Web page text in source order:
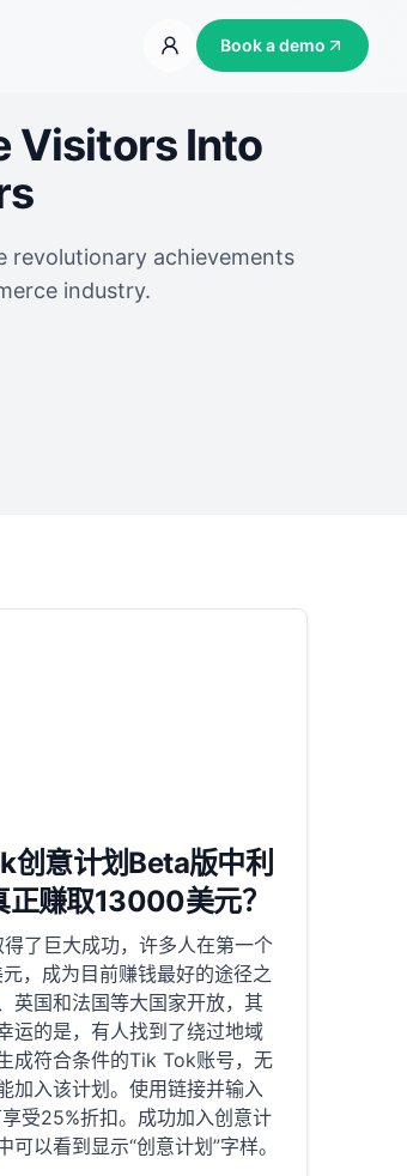
Book a demo
Visitors Into
revolutionary achievements
industry.
创意计划Beta版中利
正赚取13000美元？
了巨大成功，许多人在第一个
，成为目前赚钱最好的途径之
英国和法国等大国家开放，其
运的是，有人找到了绕过地域
成符合条件的Tik Tok账号，无
加入该计划。使用链接并输入
受25%折扣。成功加入创意计
以看到显示“创意计划”字样。